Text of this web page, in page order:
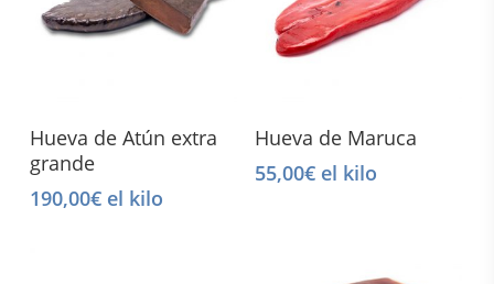
Select Options
Hueva de Atún extra
grande
190,00€el kilo
Select Options
Hueva de Maruca
55,00€ el kilo